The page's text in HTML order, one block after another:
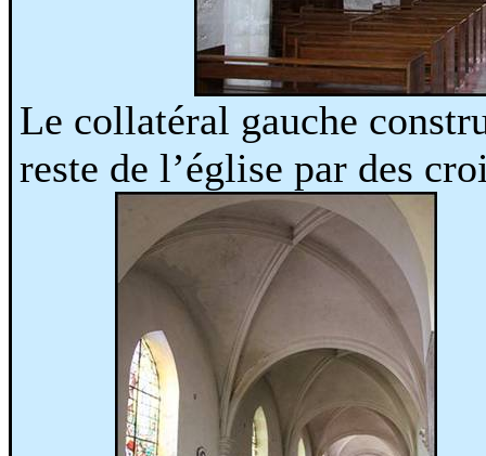
Le collatéral gauche
reste de l’église par des